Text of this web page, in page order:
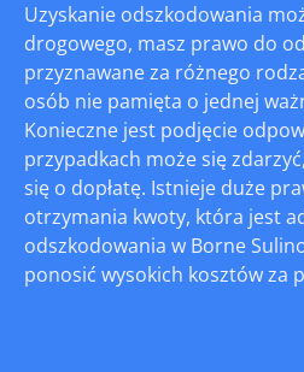
Uzyskanie odszkodowania
drogowego, masz prawo do
przyznawane za różnego
osób nie pamięta o jednej
Konieczne jest podjęcie
przypadkach może się
się o dopłatę. Istnieje duże
otrzymania kwoty, która jest
odszkodowania w Borne
ponosić wysokich kosztów za